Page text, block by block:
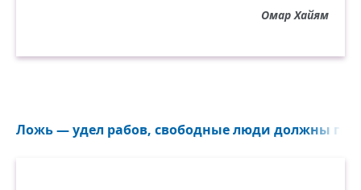
Омар Хайям
Ложь — удел рабов, свободные люди должны